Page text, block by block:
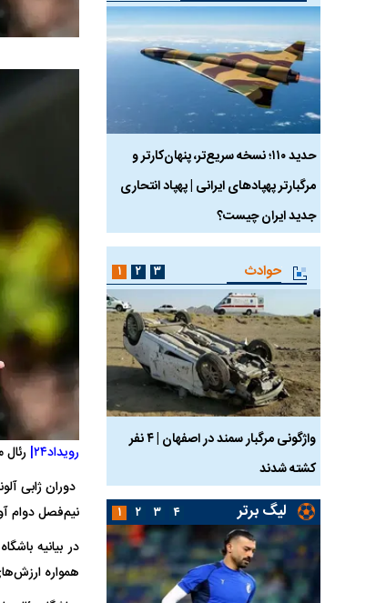
رویداد۲۴|
دوران ژابی
نیم‌فصل دوام
در بیانیه
همواره
حدید ۱۱۰؛ نسخه سریع‌تر، پنهان‌کارتر و
مرگبارتر پهپادهای ایرانی | پهپاد انتحاری
جدید ایران چیست؟
حوادث
واژگونی مرگبار سمند در اصفهان | ۴ نفر
کشته شدند
عکس| ماجرای
۱ ۲ ۳
لیگ برتر ۱ ۲ ۳ ۴